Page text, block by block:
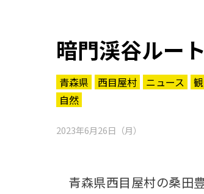
暗門渓谷ルー
青森県 西目屋村 ニュース
自然
2023年6月26日（月）
青森県西目屋村の桑田